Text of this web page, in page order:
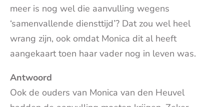
meer is nog wel die aanvulling wegens
‘samenvallende diensttijd’? Dat zou wel heel
wrang zijn, ook omdat Monica dit al heeft
aangekaart toen haar vader nog in leven was.
Antwoord
Ook de ouders van Monica van den Heuvel